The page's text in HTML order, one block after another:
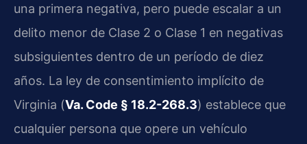
una primera negativa, pero puede escalar a un
delito menor de Clase 2 o Clase 1 en negativas
subsiguientes dentro de un período de diez
años. La ley de consentimiento implícito de
Virginia (Va. Code § 18.2-268.3) establece que
cualquier persona que opere un vehículo